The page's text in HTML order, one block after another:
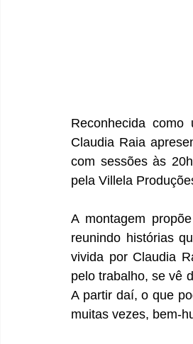
Reconhecida
Claudia Raia
com sessões às
pela Villela
A montagem
reunindo histórias
vivida por Claudia
pelo trabalho, se vê
A partir daí, o que
muitas vezes, bem-